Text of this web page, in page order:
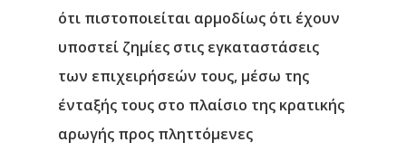
ότι πιστοποιείται αρμοδίως ότι έχουν
υποστεί ζημίες στις εγκαταστάσεις
των επιχειρήσεών τους, μέσω της
ένταξής τους στο πλαίσιο της κρατικής
αρωγής προς πληττόμενες